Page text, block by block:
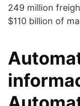
249 million
$110 billion of